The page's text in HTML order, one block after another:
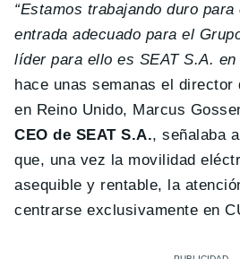
“Estamos trabajando duro
entrada adecuado para el
líder para ello es SEAT S.A. en
hace unas semanas el director
en Reino Unido, Marcus
CEO de SEAT S.A., señalaba
que, una vez la movilidad
asequible y rentable, la
centrarse exclusivamente en